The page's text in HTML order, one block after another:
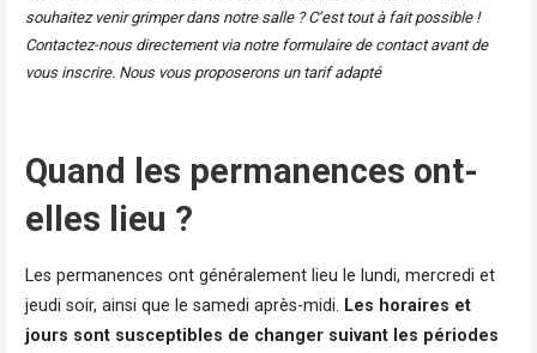
souhaitez venir grimper dans notre salle ? C’est tout à fait possible !
Contactez-nous directement via notre formulaire de contact avant de
vous inscrire. Nous vous proposerons un tarif adapté
Quand les permanences ont-
elles lieu ?
Les permanences ont généralement lieu le lundi, mercredi et
jeudi soir, ainsi que le samedi après-midi. Les horaires et
jours sont susceptibles de changer suivant les périodes